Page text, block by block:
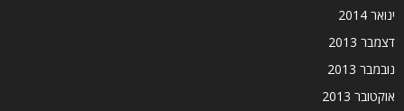
ינואר 2014
דצמבר 2013
נובמבר 2013
אוקטובר 2013